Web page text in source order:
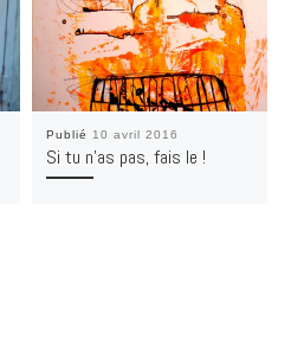
Publié 10 avril 2016
Si tu n’as pas, fais le !